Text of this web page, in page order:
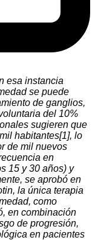
esa instancia
se puede
de ganglios,
del 10%
sugieren que
habitantes[1], lo
de mil nuevos
en
15 y 30 años) y
se aprobó en
la única terapia
como
en combinación
de progresión,
en pacientes